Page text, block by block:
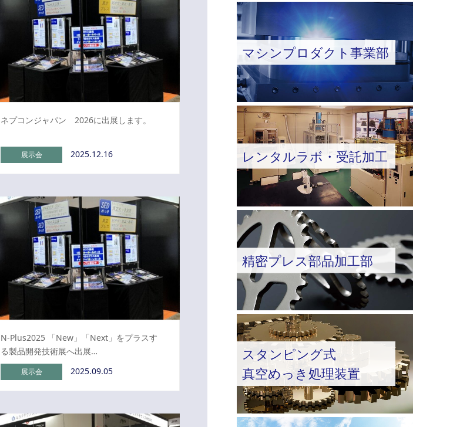
ネプコンジャパン 2026に出展します。
展示会 2025.12.16
N-Plus2025 「New」「Next」をプラスす
る製品開発技術展へ出展…
展示会 2025.09.05
マシンプロダクト事業部
レンタルラボ・受託加工
精密プレス部品加工部
スタンピング式
真空めっき処理装置